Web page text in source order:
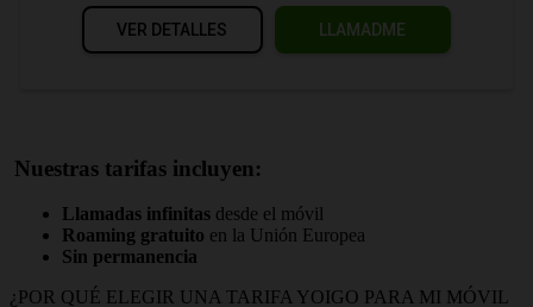
VER DETALLES LLAMADME
Nuestras tarifas incluyen:
Llamadas infinitas desde el móvil
Roaming gratuito en la Unión Europea
Sin permanencia
¿POR QUÉ ELEGIR UNA TARIFA YOIGO PARA MI MÓVIL